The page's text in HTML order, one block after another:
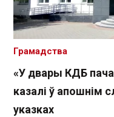
«У двары КДБ
казалі ў апошнім
указках
Грамадства